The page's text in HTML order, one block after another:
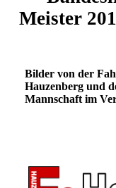
Meister
Bilder von der
Hauzenberg und
Mannschaft im